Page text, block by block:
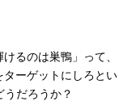
るのは巣鴨」って、
ーゲットにしろとい
だろうか？